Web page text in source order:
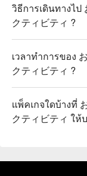
วิธีการเดินทางไป
クティビティ ?
เวลาทำการของ
クティビティ ?
แพ็คเกจใดบ้างที่
クティビティ ให้